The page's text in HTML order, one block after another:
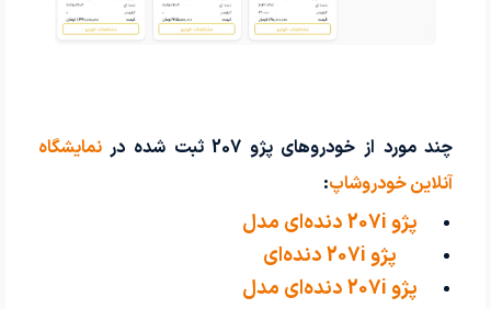
چند مورد از خودروهای پژو 207 ثبت شده در
نمایشگاه
آنلاین خودروشاپ:
پژو 207i دنده‌ای مدل
2024پژو 207i دنده‌ای
TU3
پژو 207i دنده‌ای مدل